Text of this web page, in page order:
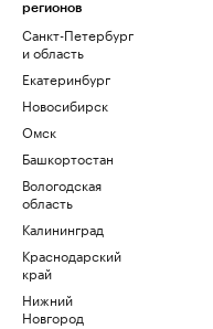
регионов
Санкт-Петербург
и область
Екатеринбург
Новосибирск
Омск
Башкортостан
Вологодская
область
Калининград
Краснодарский
край
Нижний
Новгород